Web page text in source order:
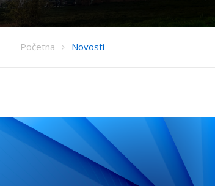
Početna Novosti